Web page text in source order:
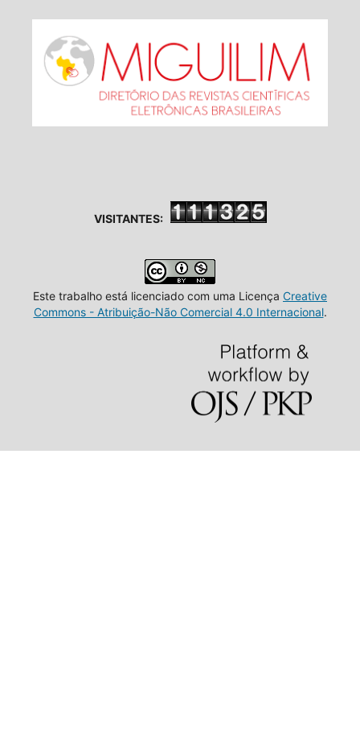
VISITANTES:
Este trabalho está licenciado com uma Licença Creative
Commons - Atribuição-Não Comercial 4.0 Internacional.